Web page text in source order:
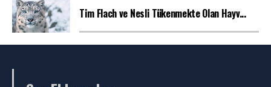
Tim Flach ve Nesli Tükenmekte Olan Hayv...